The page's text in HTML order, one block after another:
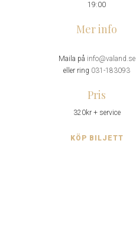
19:00
Mer info
Maila på info@valand.se
eller ring 031-183093
Pris
320kr + service
KÖP BILJETT